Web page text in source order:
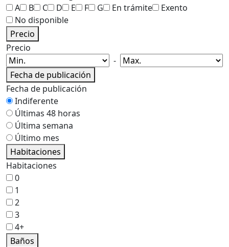
A
B C D E F G En trámite
Exento
No disponible
Precio
Precio
-
Fecha de publicación
Fecha de publicación
Indiferente
Últimas 48 horas
Última semana
Último mes
Habitaciones
Habitaciones
0
1
2
3
4+
Baños